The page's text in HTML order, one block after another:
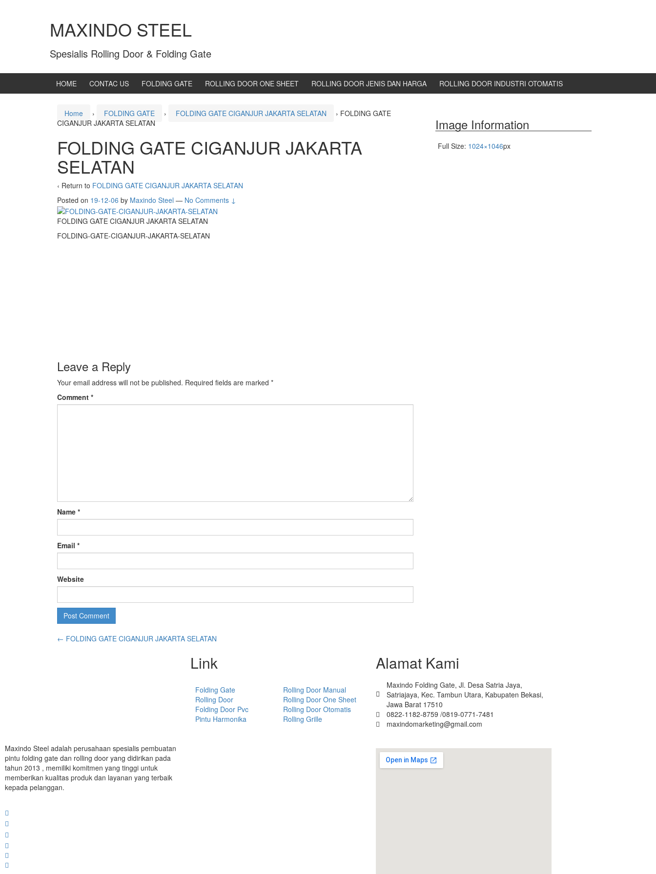
MAXINDO STEEL
Spesialis Rolling Door & Folding Gate
HOME CONTAC US FOLDING GATE ROLLING DOOR ONE SHEET ROLLING DOOR JENIS DAN HARGA ROLLING DOOR INDUSTRI OTOMATIS
Home › FOLDING GATE › FOLDING GATE CIGANJUR JAKARTA SELATAN › FOLDING GATE
CIGANJUR JAKARTA SELATAN
FOLDING GATE CIGANJUR JAKARTA
SELATAN
‹ Return to FOLDING GATE CIGANJUR JAKARTA SELATAN
Posted on 19-12-06 by Maxindo Steel — No Comments ↓
FOLDING GATE CIGANJUR JAKARTA SELATAN
FOLDING-GATE-CIGANJUR-JAKARTA-SELATAN
Leave a Reply
Your email address will not be published. Required fields are marked *
Comment *
Name *
Email *
Website
← FOLDING GATE CIGANJUR JAKARTA SELATAN
Image Information
Full Size: 1024×1046px
Maxindo Steel adalah perusahaan spesialis pembuatan
pintu folding gate dan rolling door yang didirikan pada
tahun 2013 , memiliki komitmen yang tinggi untuk
memberikan kualitas produk dan layanan yang terbaik
kepada pelanggan.
Link
Folding Gate
Rolling Door
Folding Door Pvc
Pintu Harmonika
Rolling Door Manual
Rolling Door One Sheet
Rolling Door Otomatis
Rolling Grille
Alamat Kami
Maxindo Folding Gate, Jl. Desa Satria Jaya,
Satriajaya, Kec. Tambun Utara, Kabupaten Bekasi,
Jawa Barat 17510
0822-1182-8759 /0819-0771-7481
maxindomarketing@gmail.com